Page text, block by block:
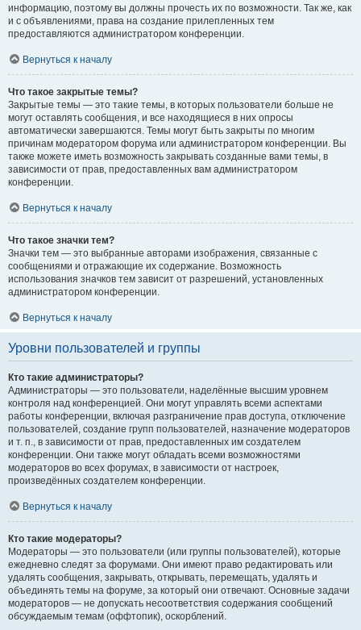
информацию, поэтому вы должны прочесть их по возможности. Так же, как
и с объявлениями, права на создание прилепленных тем
предоставляются администратором конференции.
Вернуться к началу
Что такое закрытые темы?
Закрытые темы — это такие темы, в которых пользователи больше не
могут оставлять сообщения, и все находящиеся в них опросы
автоматически завершаются. Темы могут быть закрыты по многим
причинам модератором форума или администратором конференции. Вы
также можете иметь возможность закрывать созданные вами темы, в
зависимости от прав, предоставленных вам администратором
конференции.
Вернуться к началу
Что такое значки тем?
Значки тем — это выбранные авторами изображения, связанные с
сообщениями и отражающие их содержание. Возможность
использования значков тем зависит от разрешений, установленных
администратором конференции.
Вернуться к началу
Уровни пользователей и группы
Кто такие администраторы?
Администраторы — это пользователи, наделённые высшим уровнем
контроля над конференцией. Они могут управлять всеми аспектами
работы конференции, включая разграничение прав доступа, отключение
пользователей, создание групп пользователей, назначение модераторов
и т. п., в зависимости от прав, предоставленных им создателем
конференции. Они также могут обладать всеми возможностями
модераторов во всех форумах, в зависимости от настроек,
произведённых создателем конференции.
Вернуться к началу
Кто такие модераторы?
Модераторы — это пользователи (или группы пользователей), которые
ежедневно следят за форумами. Они имеют право редактировать или
удалять сообщения, закрывать, открывать, перемещать, удалять и
объединять темы на форуме, за который они отвечают. Основные задачи
модераторов — не допускать несоответствия содержания сообщений
обсуждаемым темам (оффтопик), оскорблений.